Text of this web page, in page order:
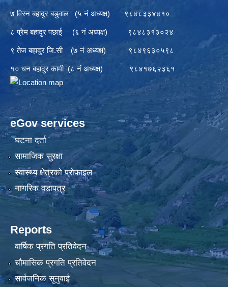
७ विस्न बहादुर बडुवाल (५ नं अध्यक्ष) ९८४८३३४४१०
८ प्रेम बहादुर पछाई (६ नं अध्यक्ष) ९८४८३१३०२४
९ तेज बहादुर जि.सी (७ नं अध्यक्ष) ९८४९६३०५९८
१० धन बहादुर कामी (८ नं अध्यक्ष) ९८४१७६२३६१
eGov services
घटना दर्ता
सामाजिक सुरक्षा
स्वास्थ्य क्षेत्रको प्रोफाइल
नागरिक वडापत्र
Reports
वार्षिक प्रगति प्रतिवेदन
चौमासिक प्रगति प्रतिवेदन
सार्वजनिक सुनुवाई